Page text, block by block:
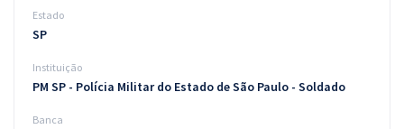
Estado
SP
Instituição
PM SP - Polícia Militar do Estado de São Paulo - Soldado
Banca